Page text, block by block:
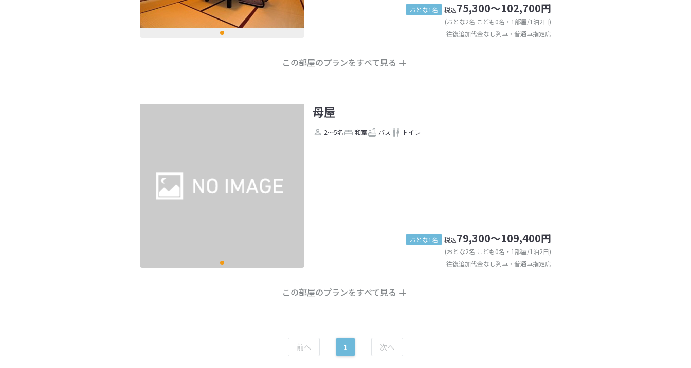
おとな1名 税込75,300～102,700円
(おとな2名 こども0名・1部屋/1泊2日)
往復追加代金なし列車・普通車指定席
この部屋のプランをすべて見る
母屋
2～5名 和室 バス トイレ
おとな1名 税込79,300～109,400円
(おとな2名 こども0名・1部屋/1泊2日)
往復追加代金なし列車・普通車指定席
この部屋のプランをすべて見る
1